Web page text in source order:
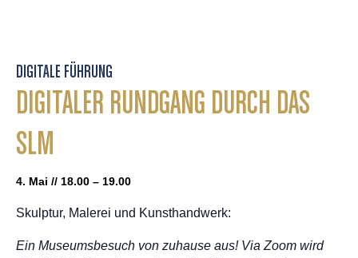
DIGITALE FÜHRUNG
DIGITALER RUNDGANG DURCH DAS
SLM
4. Mai // 18.00 – 19.00
Skulptur, Malerei und Kunsthandwerk:
Ein Museumsbesuch von zuhause aus! Via Zoom wird